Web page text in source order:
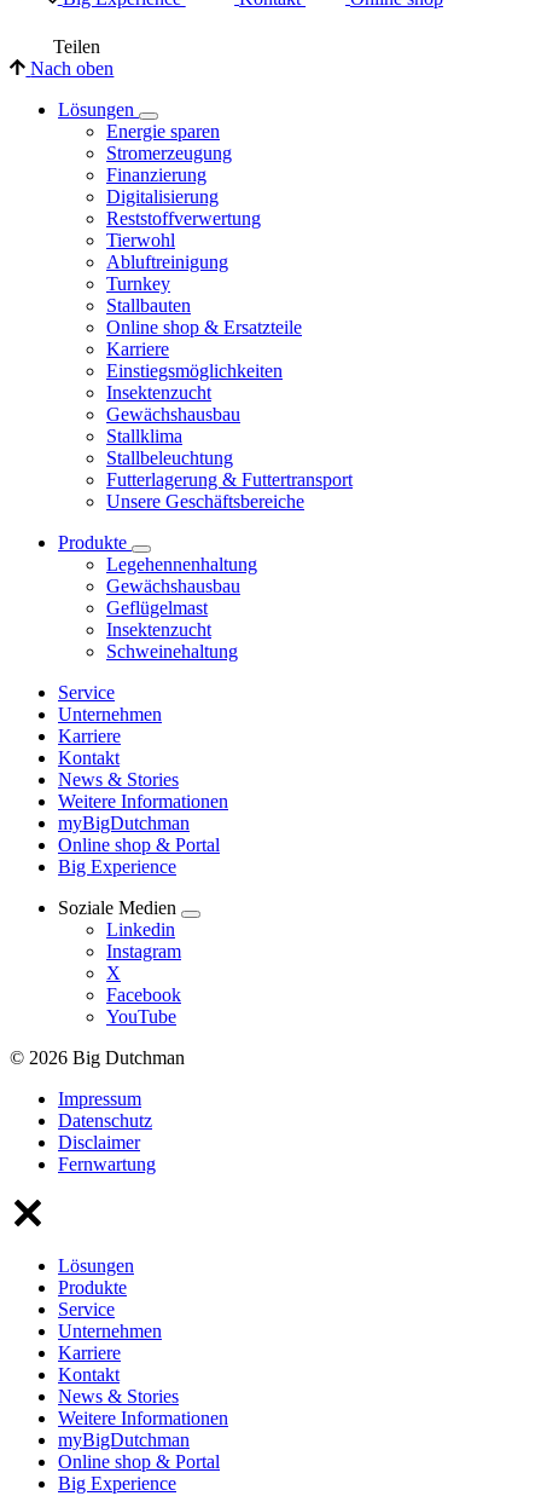
Teilen
Nach oben
Lösungen
Energie sparen
Stromerzeugung
Finanzierung
Digitalisierung
Reststoffverwertung
Tierwohl
Abluftreinigung
Turnkey
Stallbauten
Online shop & Ersatzteile
Karriere
Einstiegsmöglichkeiten
Insektenzucht
Gewächshausbau
Stallklima
Stallbeleuchtung
Futterlagerung & Futtertransport
Unsere Geschäftsbereiche
Produkte
Legehennenhaltung
Gewächshausbau
Geflügelmast
Insektenzucht
Schweinehaltung
Service
Unternehmen
Karriere
Kontakt
News & Stories
Weitere Informationen
myBigDutchman
Online shop & Portal
Big Experience
Soziale Medien
Linkedin
Instagram
X
Facebook
YouTube
© 2026 Big Dutchman
Impressum
Datenschutz
Disclaimer
Fernwartung
Lösungen
Produkte
Service
Unternehmen
Karriere
Kontakt
News & Stories
Weitere Informationen
myBigDutchman
Online shop & Portal
Big Experience